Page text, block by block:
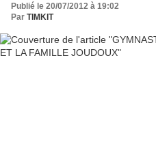
Publié le 20/07/2012 à 19:02
Par TIMKIT